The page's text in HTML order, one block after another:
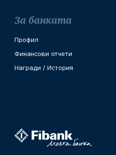
За банката
Профил
Финансови отчети
Награди / История